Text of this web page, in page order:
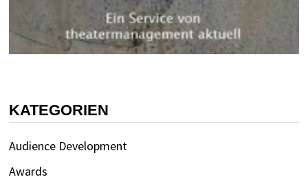
KATEGORIEN
Audience Development
Awards